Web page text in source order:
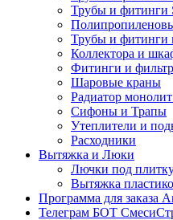
Трубы и фитинги
Трубы и фитинги
Коллектора и
Фитинги и
Шаровые краны
Радиатор
Сифоны и Трапы
Утеплители и
Расходники
Вытяжка и Люки
Лючки под
Вытяжка
Программа для заказа
Телеграм БОТ